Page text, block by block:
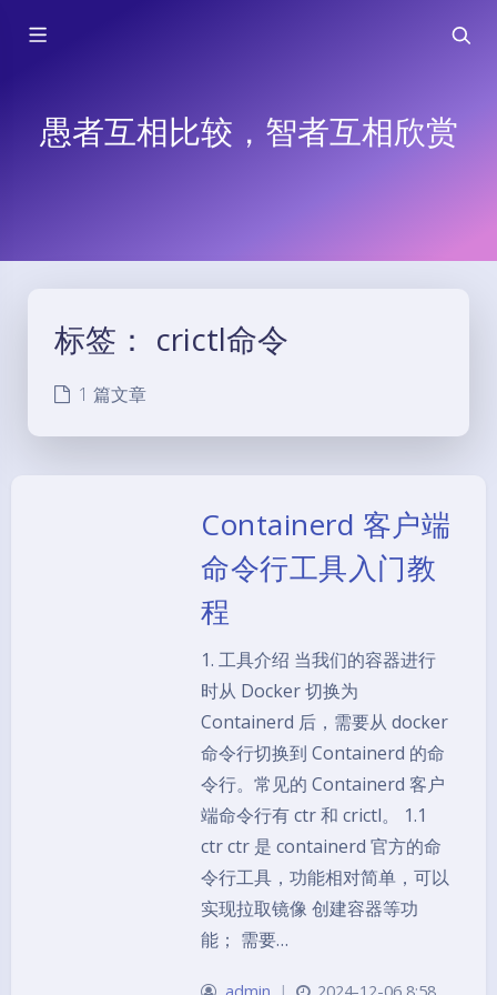
愚者互相比较，智者互相欣赏
标签： crictl命令
1 篇文章
Containerd 客户端
命令行工具入门教
程
1. 工具介绍 当我们的容器进行
时从 Docker 切换为
Containerd 后，需要从 docker
命令行切换到 Containerd 的命
令行。常见的 Containerd 客户
端命令行有 ctr 和 crictl。 1.1
ctr ctr 是 containerd 官方的命
令行工具，功能相对简单，可以
实现拉取镜像 创建容器等功
能； 需要…